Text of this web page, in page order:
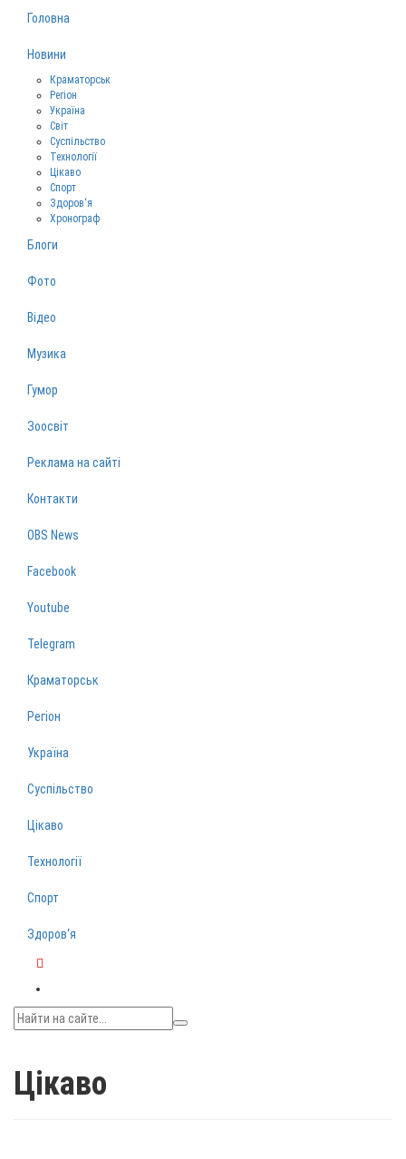
Головна
Новини
Краматорськ
Регіон
Україна
Світ
Суспільство
Технології
Цікаво
Спорт
Здоров‘я
Хронограф
Блоги
Фото
Відео
Музика
Гумор
Зоосвіт
Реклама на сайті
Контакти
OBS News
Facebook
Youtube
Telegram
Краматорськ
Регіон
Україна
Суспільство
Цікаво
Технології
Спорт
Здоров‘я
Цікаво